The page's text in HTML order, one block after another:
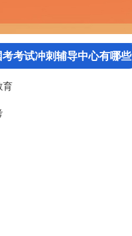
考试冲刺辅导中心有哪些
育